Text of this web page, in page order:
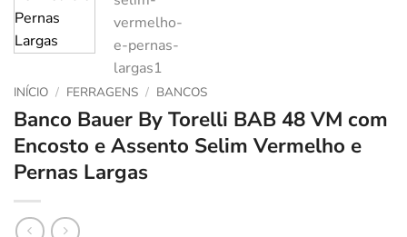
INÍCIO / FERRAGENS / BANCOS
Banco Bauer By Torelli BAB 48 VM com
Encosto e Assento Selim Vermelho e
Pernas Largas